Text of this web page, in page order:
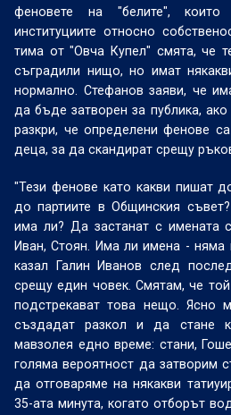
феновете на "белите", които
институциите относно
тима от "Овча Купел" смята, че
съградили нищо, но имат
нормално. Стефанов заяви, че
да бъде затворен за публика,
разкри, че определени фенове
деца, за да скандират срещу
"Тези фенове като какви пишат
до партиите в Общинския
има ли? Да застанат с имената
Иван, Стоян. Има ли имена - няма
казал Галин Иванов след
срещу един човек. Смятам, че
подстрекават това нещо. Ясно
създадат разкол и да стане
мавзолея едно време: стани,
голяма вероятност да затворим
да отговаряме на някакви
35-ата минута, когато отборът